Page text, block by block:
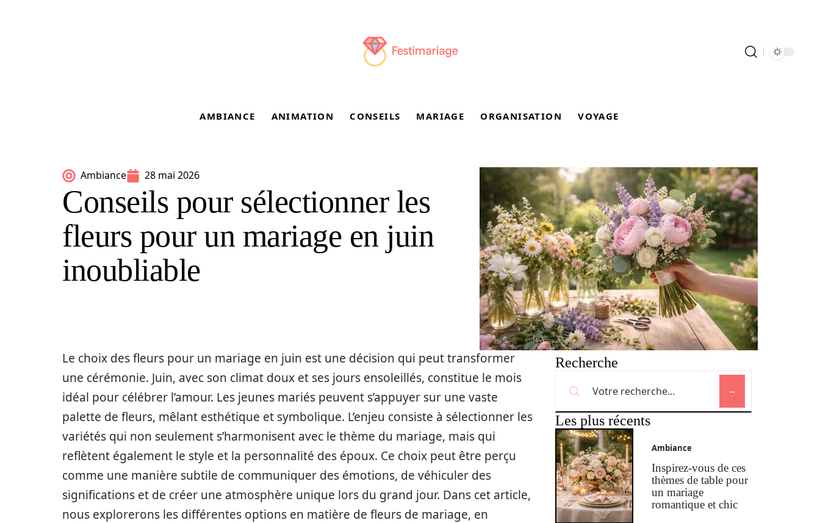
AMBIANCE ANIMATION CONSEILS MARIAGE ORGANISATION VOYAGE
Ambiance 28 mai 2026
Conseils pour sélectionner les
fleurs pour un mariage en juin
inoubliable
Le choix des fleurs pour un mariage en juin est une décision qui peut transformer
une cérémonie. Juin, avec son climat doux et ses jours ensoleillés, constitue le mois
idéal pour célébrer l’amour. Les jeunes mariés peuvent s’appuyer sur une vaste
palette de fleurs, mêlant esthétique et symbolique. L’enjeu consiste à sélectionner les
variétés qui non seulement s’harmonisent avec le thème du mariage, mais qui
reflètent également le style et la personnalité des époux. Ce choix peut être perçu
comme une manière subtile de communiquer des émotions, de véhiculer des
significations et de créer une atmosphère unique lors du grand jour. Dans cet article,
nous explorerons les différentes options en matière de fleurs de mariage, en
Recherche
Les plus récents
Ambiance
Inspirez-vous de ces
thèmes de table pour
un mariage
romantique et chic